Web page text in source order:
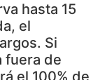
hasta 15
el
Si
fuera de